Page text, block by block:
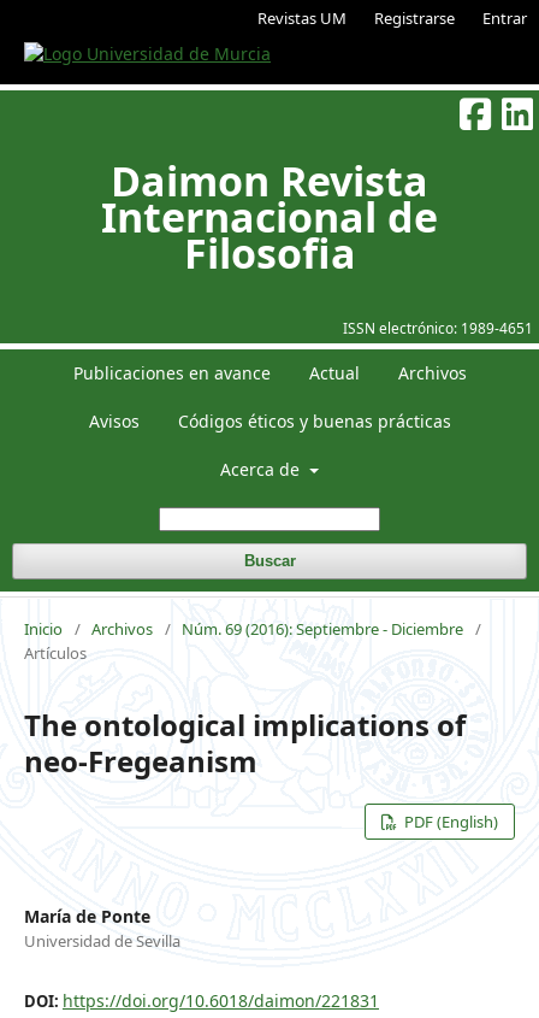
Revistas UM Registrarse Entrar
ISSN electrónico: 1989-4651
Daimon Revista
Internacional de
Filosofia
Publicaciones en avance Actual Archivos
Avisos Códigos éticos y buenas prácticas
Acerca de
Buscar
Inicio / Archivos / Núm. 69 (2016): Septiembre - Diciembre /
Artículos
The ontological implications of
neo-Fregeanism
PDF (English)
María de Ponte
Universidad de Sevilla
DOI: https://doi.org/10.6018/daimon/221831